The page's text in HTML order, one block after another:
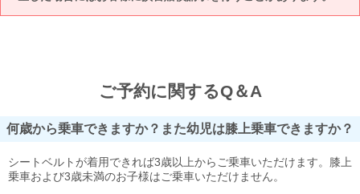
ご予約に関するQ＆A
何歳から乗車できますか？また幼児は膝上乗車できますか？
シートベルトが着用できれば3歳以上からご乗車いただけます。膝上
乗車および3歳未満のお子様はご乗車いただけません。